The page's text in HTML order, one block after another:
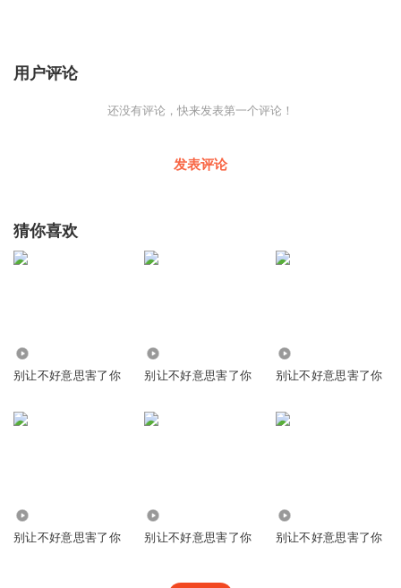
用户评论
还没有评论，快来发表第一个评论！
发表评论
猜你喜欢
别让不好意思害了你 别让不好意思害了你 别让不好意思害了你
别让不好意思害了你 别让不好意思害了你 别让不好意思害了你